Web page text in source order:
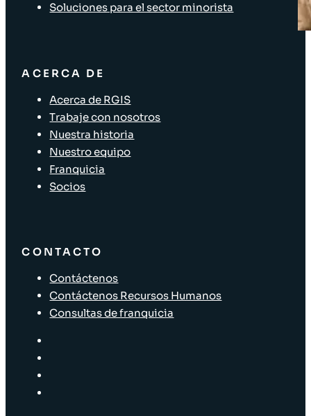
Soluciones para el sector minorista
ACERCA DE
Acerca de RGIS
Trabaje con nosotros
Nuestra historia
Nuestro equipo
Franquicia
Socios
CONTACTO
Contáctenos
Contáctenos Recursos Humanos
Consultas de franquicia